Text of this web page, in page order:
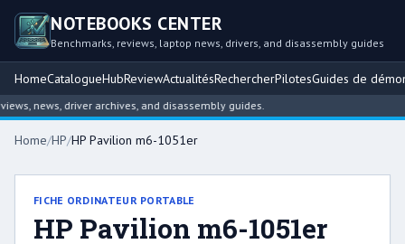
NOTEBOOKS CENTER
Benchmarks, reviews, laptop news, drivers, and disassembly guides
HomeCatalogueHubReviewActualitésRechercherPilotesGuides de
news, driver archives, and disassembly guides.
Home/HP/HP Pavilion m6-1051er
FICHE ORDINATEUR PORTABLE
HP Pavilion m6-1051er